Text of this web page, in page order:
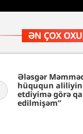
ƏN ÇOX
Ələsgər
hüququn
etdiyimə görə
edilmişəm”